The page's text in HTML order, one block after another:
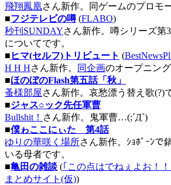
飛翔鳳凰さん新作。同ゲームのプロモ
■フジテレビの噂(FLABO)
秒刊SUNDAYさん新作。噂シリーズ第
についてです。
■ ヒマ(セルフ)トリビュート (
H H Hさん新作。 同企画のオープニング
■ほのぼのFlash第五話「秋」
蚤様部屋さん新作。哀愁漂う替え歌(?)
■ジャス○ック先任軍曹
Bullshit！ さん新作。鬼軍曹…(;´Д`)
■僕ゎここにぃた 第4話
ゆりの華咲く場所さん新作。ｼｮﾎﾞｰﾝで
いる母者です。
■亀田の雑談 (｢この点はでねぇよお！
まとめサイト(仮))